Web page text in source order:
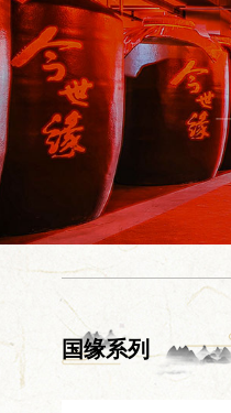
国缘系列